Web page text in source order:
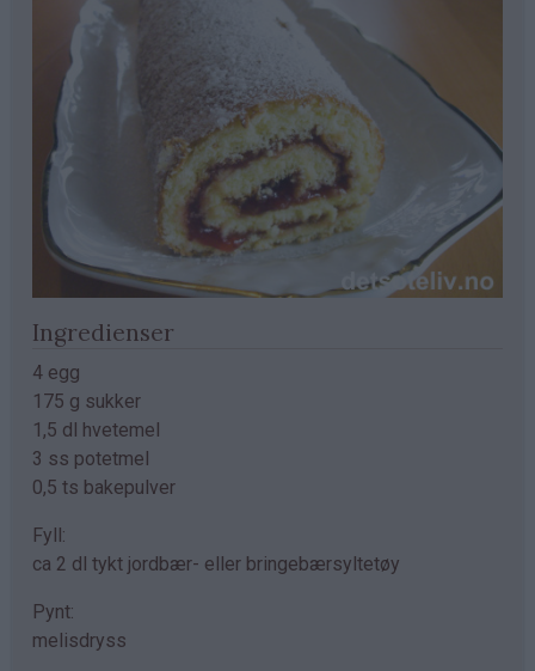
Ingredienser
4 egg
175 g sukker
1,5 dl hvetemel
3 ss potetmel
0,5 ts bakepulver
Fyll:
ca 2 dl tykt jordbær- eller bringebærsyltetøy
Pynt:
melisdryss